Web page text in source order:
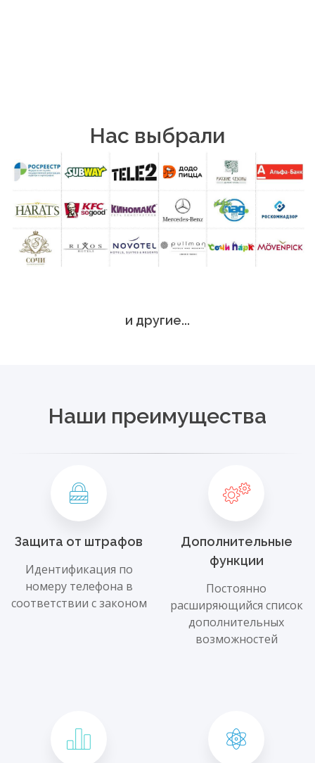
Нас выбрали
и другие...
Наши преимущества
Защита от штрафов
Идентификация по
номеру телефона в
соответствии с законом
Дополнительные
функции
Постоянно
расширяющийся список
дополнительных
возможностей